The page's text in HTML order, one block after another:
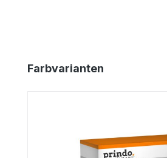
Produktgalerie überspringen
Farbvarianten